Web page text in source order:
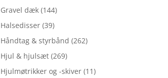
Gravel dæk (144)
Halsedisser (39)
Håndtag & styrbånd (262)
Hjul & hjulsæt (269)
Hjulmøtrikker og -skiver (11)